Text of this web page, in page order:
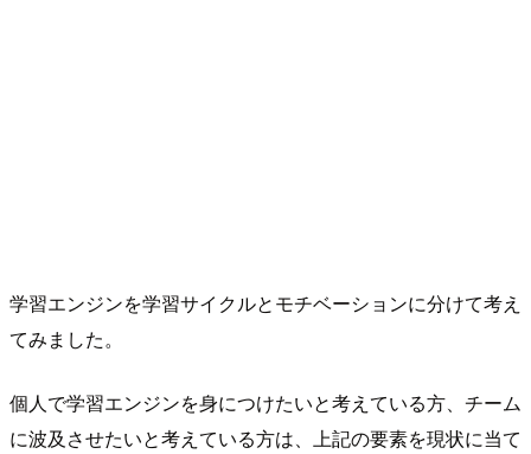
学習エンジンを学習サイクルとモチベーションに分けて考え
てみました。
個人で学習エンジンを身につけたいと考えている方、チーム
に波及させたいと考えている方は、上記の要素を現状に当て